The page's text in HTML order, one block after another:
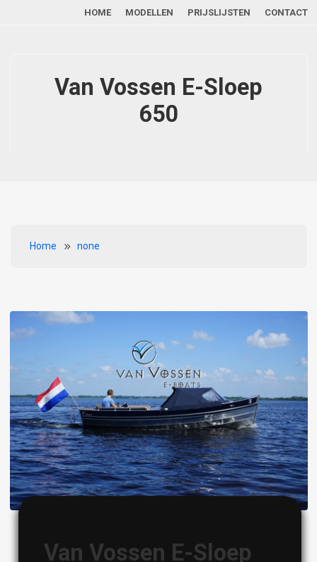
Overslaan en naar de inhoud gaan
Main navigation
HOME MODELLEN PRIJSLIJSTEN CONTACT
Van Vossen E-Sloep
650
Kruimelpad
Home none
Image
Van Vossen E-Sloep